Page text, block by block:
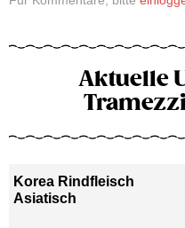
Aktuelle
Korea Rindfleisch
Asiatisch